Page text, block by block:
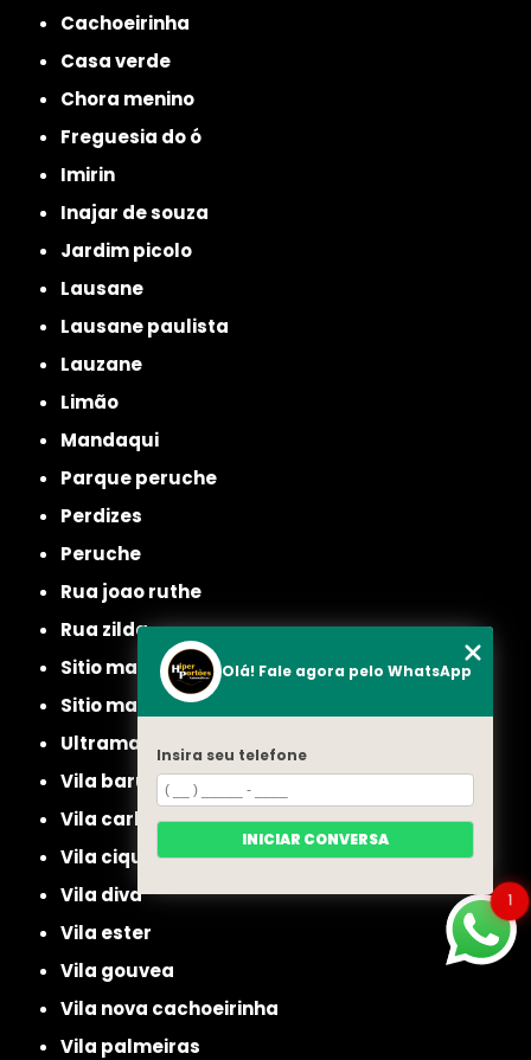
cachoeirinha
casa verde
chora menino
freguesia do ó
imirin
inajar de souza
jardim picolo
lausane
lausane paulista
lauzane
limão
mandaqui
parque peruche
perdizes
peruche
rua joao ruthe
rua zilda
sitio manda aqui
sitio mandaqui
ultramarino
vila baruel
vila carbone
vila ciqueira
vila diva
vila ester
vila gouvea
vila nova cachoeirinha
vila palmeiras
1
Olá! Fale agora pelo WhatsApp
Insira seu telefone
INICIAR CONVERSA